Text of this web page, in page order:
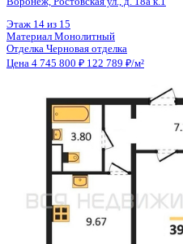
Сдан
1-комнатная квартира,
Воронеж, Ростовская ул., д.
8 из 15
Материал Монолитный
Отделка Черновая отделка
Цена 4 745 800 ₽ 122 789 ₽/м²